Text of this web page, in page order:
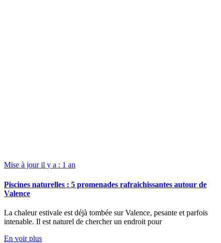
Mise à jour il y a : 1 an
Piscines naturelles : 5 promenades rafraichissantes autour de
Valence
La chaleur estivale est déjà tombée sur Valence, pesante et parfois
intenable. Il est naturel de chercher un endroit pour
En voir plus